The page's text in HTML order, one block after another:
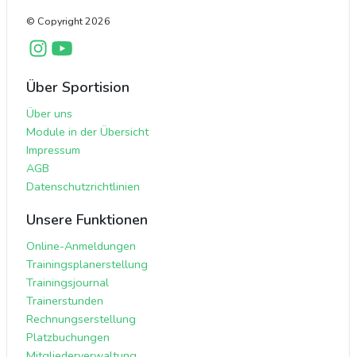
© Copyright2026
Über Sportision
Über uns
Module in der Übersicht
Impressum
AGB
Datenschutzrichtlinien
Unsere Funktionen
Online-Anmeldungen
Trainingsplanerstellung
Trainingsjournal
Trainerstunden
Rechnungserstellung
Platzbuchungen